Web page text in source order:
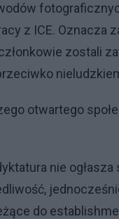
z ICE. Oznacza
zostali
otwartego
nie
do